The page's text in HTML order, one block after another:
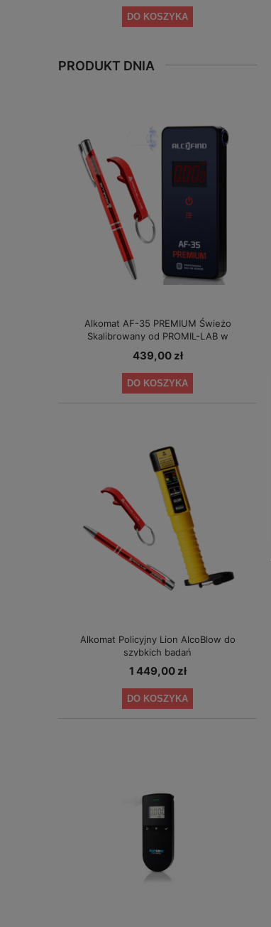
DO KOSZYKA
PRODUKT DNIA
Alkomat AF-35 PREMIUM Świeżo
Skalibrowany od PROMIL-LAB w
specjalnej cenie!
439,00 zł
DO KOSZYKA
Alkomat Policyjny Lion AlcoBlow do
szybkich badań
1 449,00 zł
DO KOSZYKA